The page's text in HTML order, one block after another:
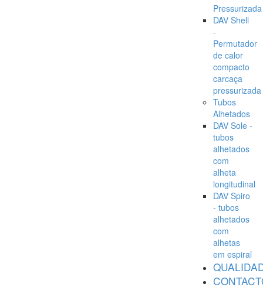
Pressurizada
DAV Shell
-
Permutador
de calor
compacto
carcaça
pressurizada
Tubos
Alhetados
DAV Sole -
tubos
alhetados
com
alheta
longitudinal
DAV Spiro
- tubos
alhetados
com
alhetas
em espiral